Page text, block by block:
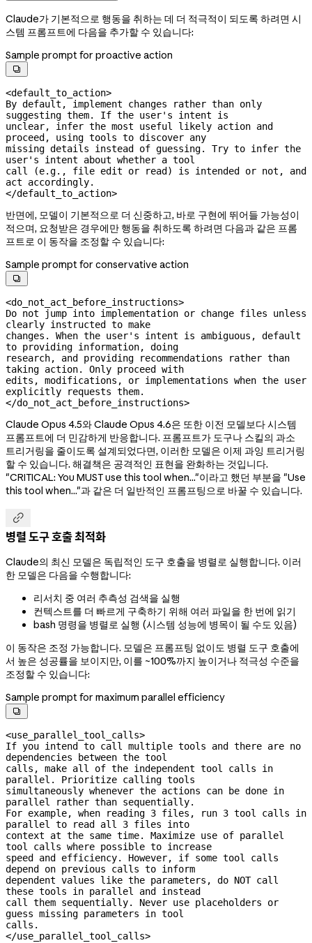
Claude가 기본적으로 행동을 취하는 데 더 적극적이 되도록 하려면 시
스템 프롬프트에 다음을 추가할 수 있습니다:
Sample prompt for proactive action

<default_to_action>
By default, implement changes rather than only
suggesting them. If the user's intent is
unclear, infer the most useful likely action and
proceed, using tools to discover any
missing details instead of guessing. Try to infer the
user's intent about whether a tool
call (e.g., file edit or read) is intended or not, and
act accordingly.
</default_to_action>
반면에, 모델이 기본적으로 더 신중하고, 바로 구현에 뛰어들 가능성이
적으며, 요청받은 경우에만 행동을 취하도록 하려면 다음과 같은 프롬
프트로 이 동작을 조정할 수 있습니다:
Sample prompt for conservative action

<do_not_act_before_instructions>
Do not jump into implementation or change files unless
clearly instructed to make
changes. When the user's intent is ambiguous, default
to providing information, doing
research, and providing recommendations rather than
taking action. Only proceed with
edits, modifications, or implementations when the user
explicitly requests them.
</do_not_act_before_instructions>
Claude Opus 4.5와 Claude Opus 4.6은 또한 이전 모델보다 시스템
프롬프트에 더 민감하게 반응합니다. 프롬프트가 도구나 스킬의 과소
트리거링을 줄이도록 설계되었다면, 이러한 모델은 이제 과잉 트리거링
할 수 있습니다. 해결책은 공격적인 표현을 완화하는 것입니다.
"CRITICAL: You MUST use this tool when..."이라고 했던 부분을 "Use
this tool when..."과 같은 더 일반적인 프롬프팅으로 바꿀 수 있습니다.

병렬 도구 호출 최적화
Claude의 최신 모델은 독립적인 도구 호출을 병렬로 실행합니다. 이러
한 모델은 다음을 수행합니다:
리서치 중 여러 추측성 검색을 실행
컨텍스트를 더 빠르게 구축하기 위해 여러 파일을 한 번에 읽기
bash 명령을 병렬로 실행 (시스템 성능에 병목이 될 수도 있음)
이 동작은 조정 가능합니다. 모델은 프롬프팅 없이도 병렬 도구 호출에
서 높은 성공률을 보이지만, 이를 ~100%까지 높이거나 적극성 수준을
조정할 수 있습니다:
Sample prompt for maximum parallel efficiency

<use_parallel_tool_calls>
If you intend to call multiple tools and there are no
dependencies between the tool
calls, make all of the independent tool calls in
parallel. Prioritize calling tools
simultaneously whenever the actions can be done in
parallel rather than sequentially.
For example, when reading 3 files, run 3 tool calls in
parallel to read all 3 files into
context at the same time. Maximize use of parallel
tool calls where possible to increase
speed and efficiency. However, if some tool calls
depend on previous calls to inform
dependent values like the parameters, do NOT call
these tools in parallel and instead
call them sequentially. Never use placeholders or
guess missing parameters in tool
calls.
</use_parallel_tool_calls>